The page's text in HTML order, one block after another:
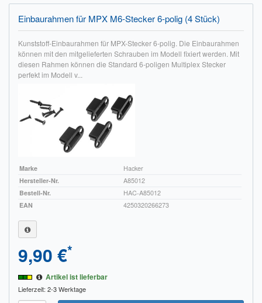
Impressum
FAQ
ÜBER UNS
Unsere Philosophie
KONTAKT
Einbaurahmen für MPX M6-Stecker 6-polig (4 Stück)
Kunststoff-Einbaurahmen für MPX-Stecker 6-polig. Die Einbaurahmen
können mit den mitgelieferten Schrauben im Modell fixiert werden. Mit
diesen Rahmen können die Standard 6-poligen Multiplex Stecker
perfekt im Modell v...
Marke
Hacker
Hersteller-Nr.
A85012
Bestell-Nr.
HAC-A85012
EAN
4250320266273
9,90 €*
Artikel ist lieferbar
Lieferzeit: 2-3 Werktage